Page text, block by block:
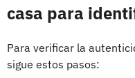
casa para
Para verificar la
sigue estos pasos: